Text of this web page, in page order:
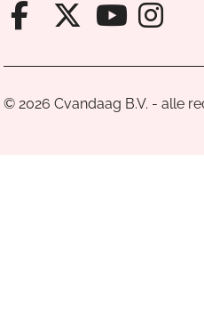
Facebook
X van
© 2026 Cvandaag B.V. - alle